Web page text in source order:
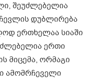
შეუძლებელია
დუბლირება
ერთხელაა სიაში
ერთი
მიცემა, ორმაგი
ამომრჩეველი